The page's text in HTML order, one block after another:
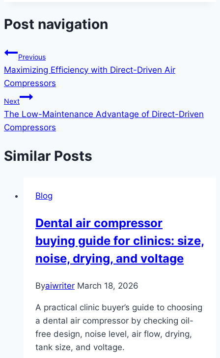
Post navigation
Previous
Maximizing Efficiency with Direct-Driven Air
Compressors
Next
The Low-Maintenance Advantage of Direct-Driven
Compressors
Similar Posts
Blog
Dental air compressor
buying guide for clinics: size,
noise, drying, and voltage
Byaiwriter March 18, 2026
A practical clinic buyer’s guide to choosing
a dental air compressor by checking oil-
free design, noise level, air flow, drying,
tank size, and voltage.